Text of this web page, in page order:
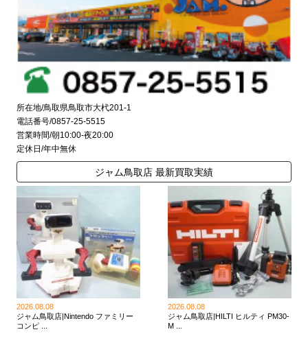
所在地/鳥取県鳥取市大杙201-1
電話番号/0857-25-5515
営業時間/朝10:00-夜20:00
定休日/年中無休
ジャム鳥取店 最新買取実績
2026.08.08
ジャム鳥取店|Nintendo ファミリー
コンピ ...
2026.08.08
ジャム鳥取店|HILTI ヒルティ PM30-
M ...